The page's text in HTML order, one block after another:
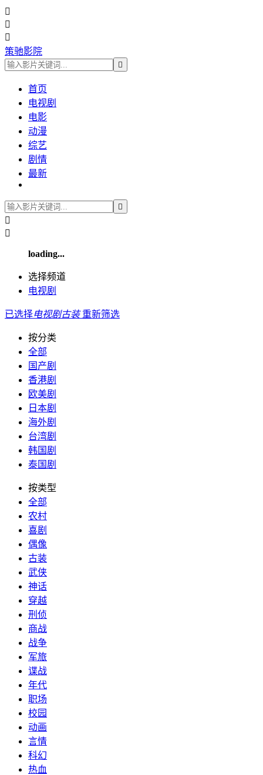



策驰影院

首页
电视剧
电影
动漫
综艺
剧情
最新



loading...
选择频道
电视剧
已选择电视剧古装重新筛选
按分类
全部
国产剧
香港剧
欧美剧
日本剧
海外剧
台湾剧
韩国剧
泰国剧
按类型
全部
农村
喜剧
偶像
古装
武侠
神话
穿越
刑侦
商战
战争
军旅
谍战
年代
职场
校园
动画
言情
科幻
热血